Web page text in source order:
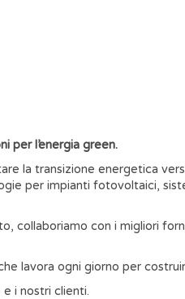
per l’energia green.
la transizione energetica
per impianti fotovoltaici,
collaboriamo con i migliori
lavora ogni giorno per
e i nostri clienti.